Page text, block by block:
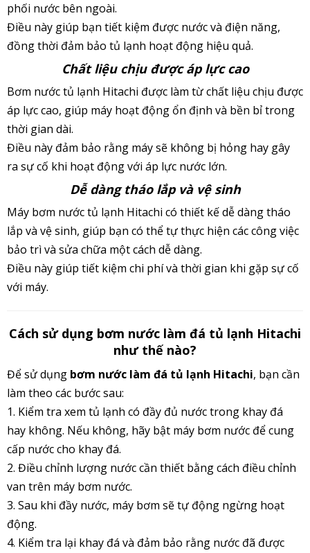
phối nước bên ngoài.
Điều này giúp bạn tiết kiệm được nước và điện năng,
đồngthời đảm bảo tủ lạnh hoạt động hiệu quả.
Chất liệu chịu được áp lực cao
Bơm nước tủ lạnh Hitachi được làm từ chất liệu chịu được
áp lực cao, giúp máy hoạt động ổn định và bền bỉ trong
thời gian dài.
Điều này đảm bảo rằng máy sẽ không bị hỏng hay gây
ra sự cố khi hoạt động với áp lực nước lớn.
Dễ dàng tháo lắp và vệ sinh
Máy bơm nước tủ lạnh Hitachi có thiết kế dễ dàng tháo
lắp và vệ sinh, giúp bạn có thể tự thực hiện các công việc
bảo trì và sửa chữa một cách dễ dàng.
Điều này giúp tiết kiệm chi phí và thời gian khi gặp sự cố
với máy.
Cách sử dụng bơm nước làm đá tủ lạnh Hitachi
như thế nào?
Để sử dụng bơm nước làm đá tủ lạnh Hitachi, bạn cần
làm theo các bước sau:
1. Kiểm tra xem tủ lạnh có đầy đủ nước trong khay đá
hay không. Nếu không, hãy bật máy bơm nước để cung
cấp nướccho khay đá.
2. Điều chỉnh lượng nước cần thiết bằng cách điều chỉnh
van trên máy bơm nước.
3. Sau khi đầy nước, máy bơm sẽ tự động ngừng hoạt
động.
4. Kiểm tra lại khay đá và đảm bảo rằng nước đã được